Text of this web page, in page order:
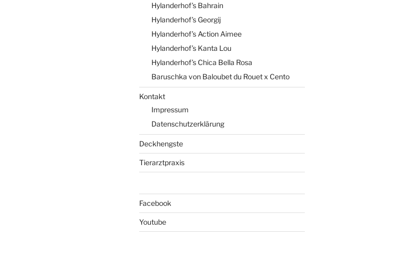
Hylanderhof’s Bahrain
Hylanderhof’s Georgij
Hylanderhof’s Action Aimee
Hylanderhof’s Kanta Lou
Hylanderhof’s Chica Bella Rosa
Baruschka von Baloubet du Rouet x Cento
Kontakt
Impressum
Datenschutzerklärung
Deckhengste
Tierarztpraxis
Facebook
Youtube